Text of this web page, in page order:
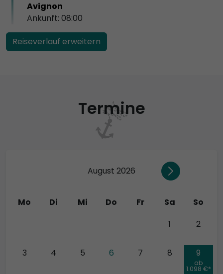
Avignon
Ankunft: 08:00
Reiseverlauf erweitern
Termine
August 2026
Mo Di Mi Do Fr Sa
So
1 2
3 4 5 6 7 8
ab
1.098 €*
9